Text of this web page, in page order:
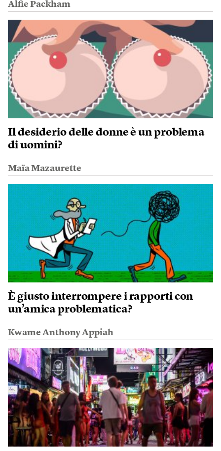
Alfie Packham
Il desiderio delle donne è un problema
di uomini?
Maïa Mazaurette
È giusto interrompere i rapporti con
un’amica problematica?
Kwame Anthony Appiah